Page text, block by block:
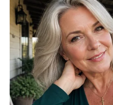
Finansijski, iznenađenja
sigurnost. To može biti
dugotrajnog problema ili
donosi mir. Nije reč o brzom
rešenju.
Jarčevi sada razmišljaju